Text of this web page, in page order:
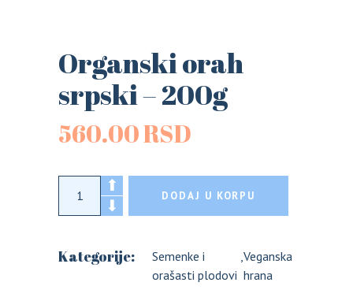
Organski orah
srpski – 200g
560.00RSD
Organski orah srpski - 200g quantity
DODAJ U KORPU
Kategorije:
Semenke i
orašasti plodovi
,Veganska
hrana